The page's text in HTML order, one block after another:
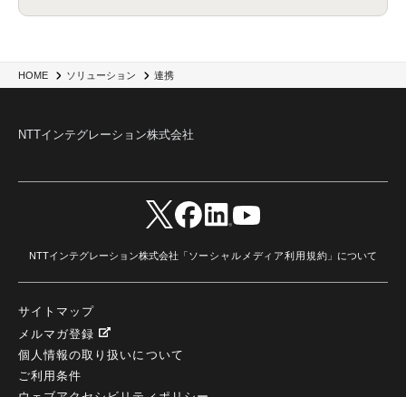
HOME ソリューション 連携
NTTインテグレーション株式会社
NTTインテグレーション株式会社「ソーシャルメディア利用規約 」について
サイトマップ
メルマガ登録
個人情報の取り扱いについて
ご利用条件